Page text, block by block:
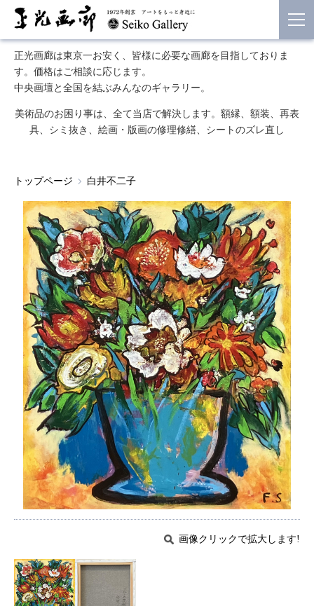
正光画廊は東京一お安く、皆様に必要な画廊を目指しておりま
す。価格はご相談に応じます。
中央画壇と全国を結ぶみんなのギャラリー。
美術品のお困り事は、全て当店で解決します。額縁、額装、再表
具、シミ抜き、絵画・版画の修理修繕、シートのズレ直し
トップページ 白井不二子
画像クリックで拡大します!